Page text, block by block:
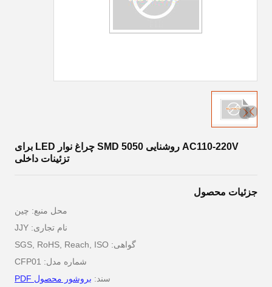
AC110-220V روشنایی SMD 5050 چراغ نوار LED برای
تزئینات داخلی
جزئیات محصول
محل منبع: چین
نام تجاری: JJY
گواهی: SGS, RoHS, Reach, ISO
شماره مدل: CFP01
سند: بروشور محصول PDF